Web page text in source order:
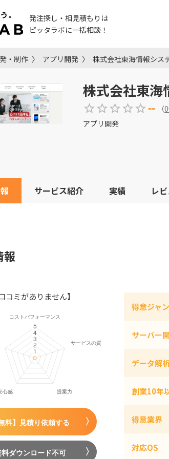
発注探し・相見積もりは
ピッタラボに一括相談！
・制作 アプリ開発 株式会社東海情報シス
株式会社東海
-- （0
アプリ開発
サービス紹介 実績 レ
報
口コミがありません】
無料】見積り依頼する
料ダウンロード不可
得意ジャ
サーバー
データ解
創業10年
得意業界
対応OS